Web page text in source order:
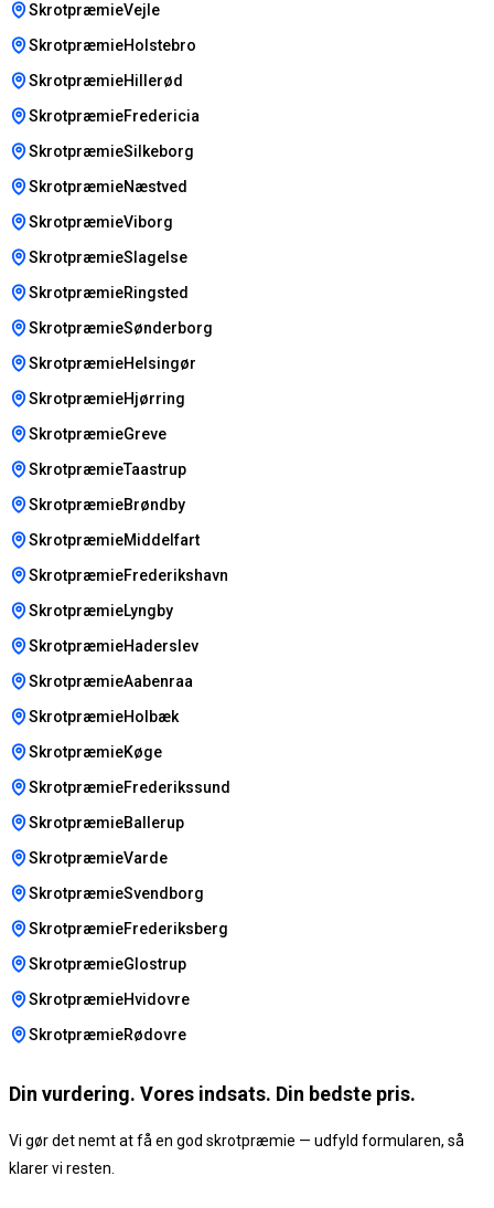
SkrotpræmieVejle
SkrotpræmieHolstebro
SkrotpræmieHillerød
SkrotpræmieFredericia
SkrotpræmieSilkeborg
SkrotpræmieNæstved
SkrotpræmieViborg
SkrotpræmieSlagelse
SkrotpræmieRingsted
SkrotpræmieSønderborg
SkrotpræmieHelsingør
SkrotpræmieHjørring
SkrotpræmieGreve
SkrotpræmieTaastrup
SkrotpræmieBrøndby
SkrotpræmieMiddelfart
SkrotpræmieFrederikshavn
SkrotpræmieLyngby
SkrotpræmieHaderslev
SkrotpræmieAabenraa
SkrotpræmieHolbæk
SkrotpræmieKøge
SkrotpræmieFrederikssund
SkrotpræmieBallerup
SkrotpræmieVarde
SkrotpræmieSvendborg
SkrotpræmieFrederiksberg
SkrotpræmieGlostrup
SkrotpræmieHvidovre
SkrotpræmieRødovre
Din vurdering. Vores indsats. Din bedste pris.
Vi gør det nemt at få en god skrotpræmie — udfyld formularen, så
klarer vi resten.